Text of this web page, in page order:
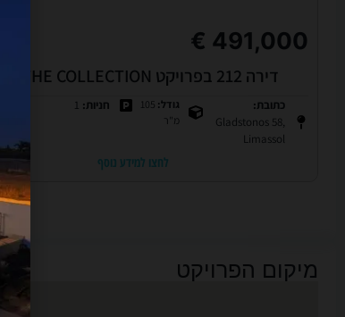
491,000 €
דירה 212 בפרויקט THE COLLECTION – לימסול
כתובת:
Gladstonos 58,
Limassol
גודל: 105
מ"ר
חניות: 1
לחצו למידע נוסף
מיקום הפרויקט